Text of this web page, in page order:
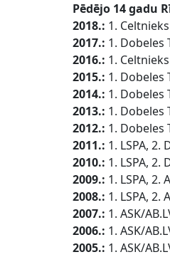
Pēdējo 14 gadu
2018.: 1.
2017.: 1. Dobeles
2016.: 1.
2015.: 1. Dobeles
2014.: 1. Dobeles
2013.: 1. Dobeles
2012.: 1. Dobeles
2011.: 1. LSPA, 2.
2010.: 1. LSPA, 2.
2009.: 1. LSPA, 2.
2008.: 1. LSPA, 2.
2007.: 1. ASK/
2006.: 1. ASK/
2005.: 1. ASK/